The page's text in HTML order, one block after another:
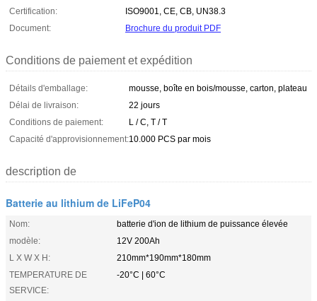
Certification:
ISO9001, CE, CB, UN38.3
Document:
Brochure du produit PDF
Conditions de paiement et expédition
Détails d'emballage:
mousse, boîte en bois/mousse, carton, plateau
Délai de livraison:
22 jours
Conditions de paiement:
L / C, T / T
Capacité d'approvisionnement:10.000 PCS par mois
description de
Batterie au lithium de LiFeP04
Nom:
batterie d'ion de lithium de puissance élevée
modèle:
12V 200Ah
L X W X H:
210mm*190mm*180mm
TEMPERATURE DE
SERVICE:
-20°C | 60°C